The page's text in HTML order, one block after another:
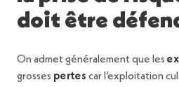
doit être
On admet généralement que les
grosses pertes car l’exploitation